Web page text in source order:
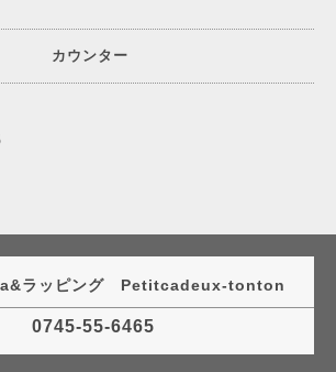
カウンター
ラッピング Petitcadeux-tonton
0745-55-6465